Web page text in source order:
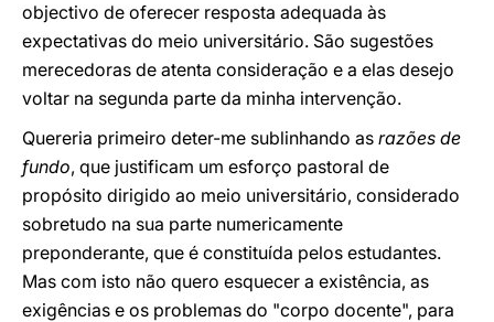
objectivo de oferecer resposta adequada às
expectativas do meio universitário. São sugestões
merecedoras de atenta consideração e a elas desejo
voltar na segunda parte da minha intervenção.
Quereria primeiro deter-me sublinhando as razões de
fundo, que justificam um esforço pastoral de
propósito dirigido ao meio universitário, considerado
sobretudo na sua parte numericamente
preponderante, que é constituída pelos estudantes.
Mas com isto não quero esquecer a existência, as
exigências e os problemas do "corpo docente", para